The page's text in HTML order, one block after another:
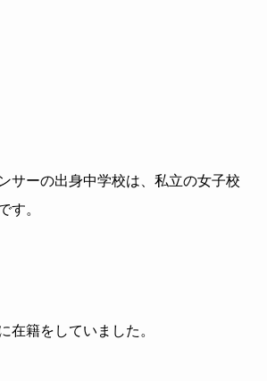
サーの出身中学校は、私立の女子校
す。
在籍をしていました。